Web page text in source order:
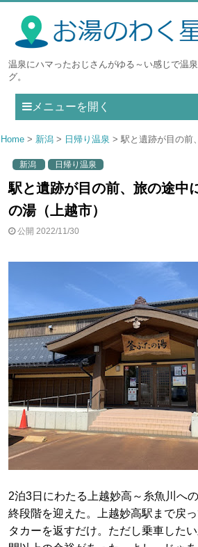
温泉にハマったおじさんがゆる～い感じで温
グ。
メニューを開く
Home 新潟 日帰り温泉 駅と遺跡が目の前、旅の
新潟 日帰り温泉
駅と遺跡が目の前、旅の途中
の湯（上越市）
公開 2022/11/30
2泊3日にわたる上越妙高～糸魚川へ
終段階を迎えた。上越妙高駅まで戻
タカーを返すだけ。ただし乗車した